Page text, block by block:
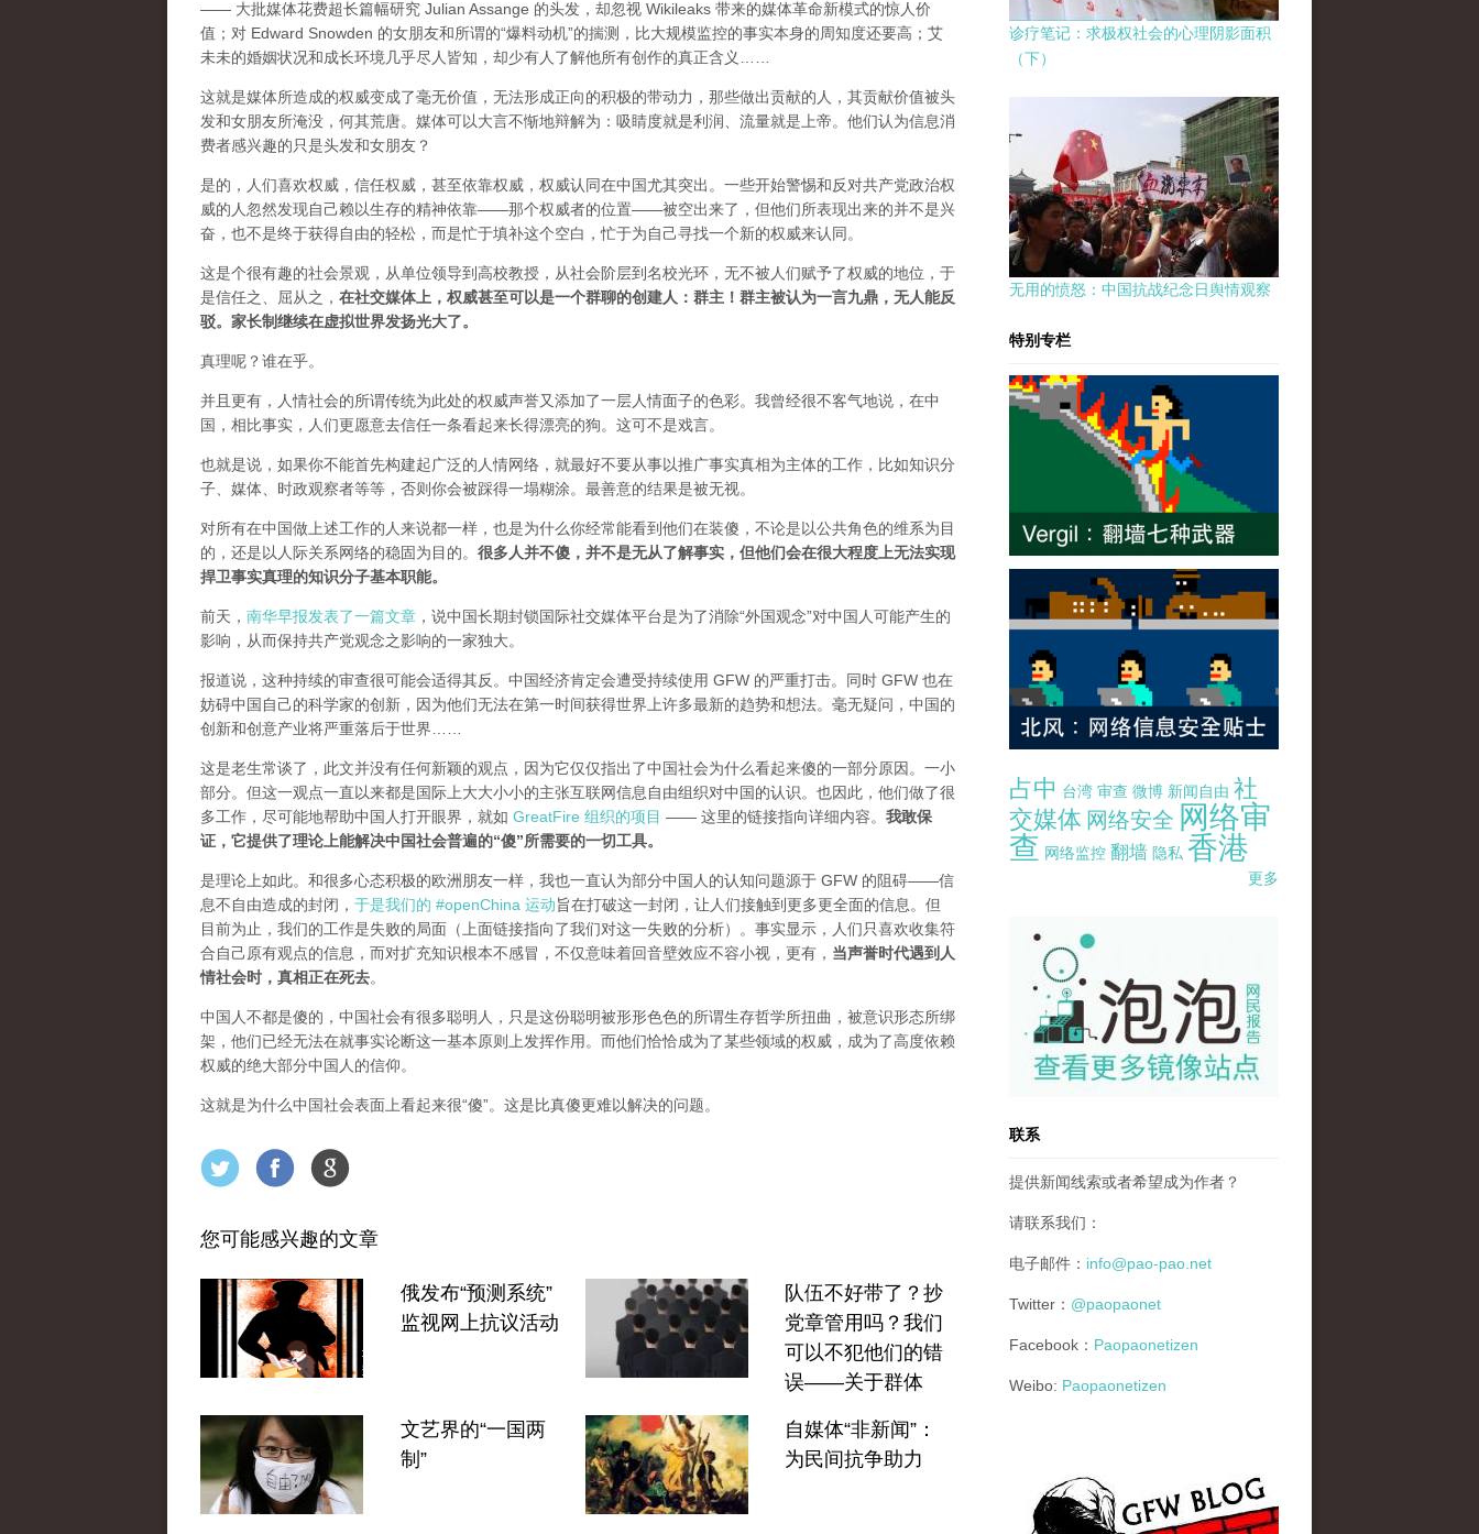
—— 大批媒体花费超长篇幅研究 Julian Assange 的头发，却忽视 Wikileaks 带来的媒体革命新模式的惊人价
值；对 Edward Snowden 的女朋友和所谓的“爆料动机”的揣测，比大规模监控的事实本身的周知度还要高；艾
未未的婚姻状况和成长环境几乎尽人皆知，却少有人了解他所有创作的真正含义……
这就是媒体所造成的权威变成了毫无价值，无法形成正向的积极的带动力，那些做出贡献的人，其贡献价值被头
发和女朋友所淹没，何其荒唐。媒体可以大言不惭地辩解为：吸睛度就是利润、流量就是上帝。他们认为信息消
费者感兴趣的只是头发和女朋友？
是的，人们喜欢权威，信任权威，甚至依靠权威，权威认同在中国尤其突出。一些开始警惕和反对共产党政治权
威的人忽然发现自己赖以生存的精神依靠——那个权威者的位置——被空出来了，但他们所表现出来的并不是兴
奋，也不是终于获得自由的轻松，而是忙于填补这个空白，忙于为自己寻找一个新的权威来认同。
这是个很有趣的社会景观，从单位领导到高校教授，从社会阶层到名校光环，无不被人们赋予了权威的地位，于
是信任之、屈从之， 在社交媒体上，权威甚至可以是一个群聊的创建人：群主！群主被认为一言九鼎，无人能反
驳。家长制继续在虚拟世界发扬光大了。
真理呢？谁在乎。
并且更有，人情社会的所谓传统为此处的权威声誉又添加了一层人情面子的色彩。我曾经很不客气地说，在中
国，相比事实，人们更愿意去信任一条看起来长得漂亮的狗。这可不是戏言。
也就是说，如果你不能首先构建起广泛的人情网络，就最好不要从事以推广事实真相为主体的工作，比如知识分
子、媒体、时政观察者等等，否则你会被踩得一塌糊涂。最善意的结果是被无视。
对所有在中国做上述工作的人来说都一样，也是为什么你经常能看到他们在装傻，不论是以公共角色的维系为目
的，还是以人际关系网络的稳固为目的。 很多人并不傻，并不是无从了解事实，但他们会在很大程度上无法实现
捍卫事实真理的知识分子基本职能。
前天， 南华早报发表了一篇文章 ，说中国长期封锁国际社交媒体平台是为了消除“外国观念”对中国人可能产生的
影响，从而保持共产党观念之影响的一家独大。
报道说，这种持续的审查很可能会适得其反。中国经济肯定会遭受持续使用 GFW 的严重打击。同时 GFW 也在
妨碍中国自己的科学家的创新，因为他们无法在第一时间获得世界上许多最新的趋势和想法。毫无疑问，中国的
创新和创意产业将严重落后于世界……
这是老生常谈了，此文并没有任何新颖的观点，因为它仅仅指出了中国社会为什么看起来傻的一部分原因。一小
部分。但这一观点一直以来都是国际上大大小小的主张互联网信息自由组织对中国的认识。也因此，他们做了很
多工作，尽可能地帮助中国人打开眼界，就如 GreatFire 组织的项目 —— 这里的链接指向详细内容。 我敢保
证，它提供了理论上能解决中国社会普遍的“傻”所需要的一切工具。
是理论上如此。和很多心态积极的欧洲朋友一样，我也一直认为部分中国人的认知问题源于 GFW 的阻碍——信
息不自由造成的封闭， 于是我们的 #openChina 运动旨在打破这一封闭，让人们接触到更多更全面的信息。但
目前为止，我们的工作是失败的局面（ 上面链接指向了我们对这一失败的分析）。事实显示，人们只喜欢收集符
合自己原有观点的信息，而对扩充知识根本不感冒，不仅意味着回音壁效应不容小视，更有， 当声誉时代遇到人
情社会时，真相正在死去。
中国人不都是傻的，中国社会有很多聪明人，只是这份聪明被形形色色的所谓生存哲学所扭曲，被意识形态所绑
架，他们已经无法在就事实论断这一基本原则上发挥作用。而他们恰恰成为了某些领域的权威，成为了高度依赖
权威的绝大部分中国人的信仰。
这就是为什么中国社会表面上看起来很“傻”。这是比真傻更难以解决的问题。
您可能感兴趣的文章
俄发布“预测系统”
监视网上抗议活动
队伍不好带了？抄
党章管用吗？我们
可以不犯他们的错
误——关于群体
文艺界的“一国两
制”
自媒体“非新闻”：
为民间抗争助力
诊疗笔记：求极权社会的心理阴影面积
（下）
无用的愤怒：中国抗战纪念日舆情观察
特别专栏
占中 台湾 审查 微博 新闻自由 社
交媒体 网络安全 网络审
查 网络监控 翻墙 隐私 香港
更多
pao-pao-banner-mirror-site-120814.jpg
联系
提供新闻线索或者希望成为作者？
请联系我们：
电子邮件： info@pao-pao.net
Twitter： @paopaonet
Facebook： Paopaonetizen
Weibo: Paopaonetizen
gfw_blog_small.jpg